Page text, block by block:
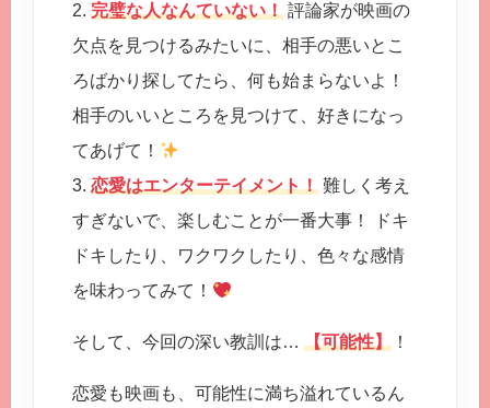
2. 完璧な人なんていない！ 評論家が映画の
欠点を見つけるみたいに、相手の悪いとこ
ろばかり探してたら、何も始まらないよ！
相手のいいところを見つけて、好きになっ
てあげて！
3. 恋愛はエンターテイメント！ 難しく考え
すぎないで、楽しむことが一番大事！ ドキ
ドキしたり、ワクワクしたり、色々な感情
を味わってみて！
そして、今回の深い教訓は… 【可能性】 ！
恋愛も映画も、可能性に満ち溢れているん